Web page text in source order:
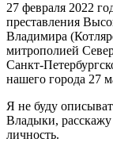
27 февраля 2022
преставления
Владимира
митрополией
Санкт-
нашего города 27
Я не буду
Владыки,
личность.